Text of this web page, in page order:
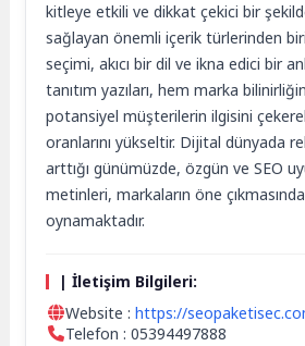
kitleye etkili ve dikkat çekici bir
sağlayan önemli içerik türlerinden
seçimi, akıcı bir dil ve ikna edici bir
tanıtım yazıları, hem marka
potansiyel müşterilerin ilgisini
oranlarını yükseltir. Dijital dünyada
arttığı günümüzde, özgün ve SEO
metinleri, markaların öne
oynamaktadır.
| İletişim Bilgileri:
Website :https://
Telefon : 05394497888